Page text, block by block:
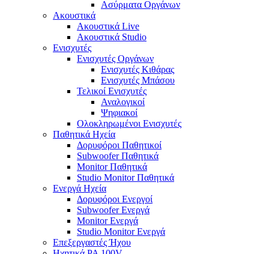
Ασύρματα Οργάνων
Ακουστικά
Ακουστικά Live
Ακουστικά Studio
Ενισχυτές
Ενισχυτές Οργάνων
Ενισχυτές Κιθάρας
Ενισχυτές Μπάσου
Τελικοί Ενισχυτές
Αναλογικοί
Ψηφιακοί
Ολοκληρωμένοι Ενισχυτές
Παθητικά Ηχεία
Δορυφόροι Παθητικοί
Subwoofer Παθητικά
Monitor Παθητικά
Studio Monitor Παθητικά
Ενεργά Ηχεία
Δορυφόροι Ενεργοί
Subwoofer Ενεργά
Monitor Ενεργά
Studio Monitor Ενεργά
Επεξεργαστές Ήχου